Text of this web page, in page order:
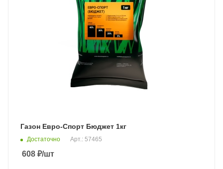
Газон Евро-Спорт Бюджет 1кг
Достаточно Арт.: 57465
608 ₽/шт